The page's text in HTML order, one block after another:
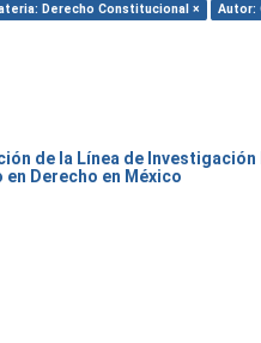
Derecho Constitucional × Autor:
de la Línea de Investigación
en Derecho en México